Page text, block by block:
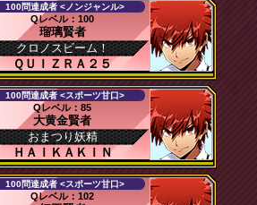
100問達成者 <ノンジャンル>
Qレベル：100
瑠璃賢者
クロノスビーム！
ＱＵＩＺＲＡ２５
100問達成者 <スポーツ甘口>
Qレベル：85
大黄金賢者
おまつり妖精
ＨＡＩＫＡＫＩＮ
100問達成者 <スポーツ甘口>
Qレベル：102